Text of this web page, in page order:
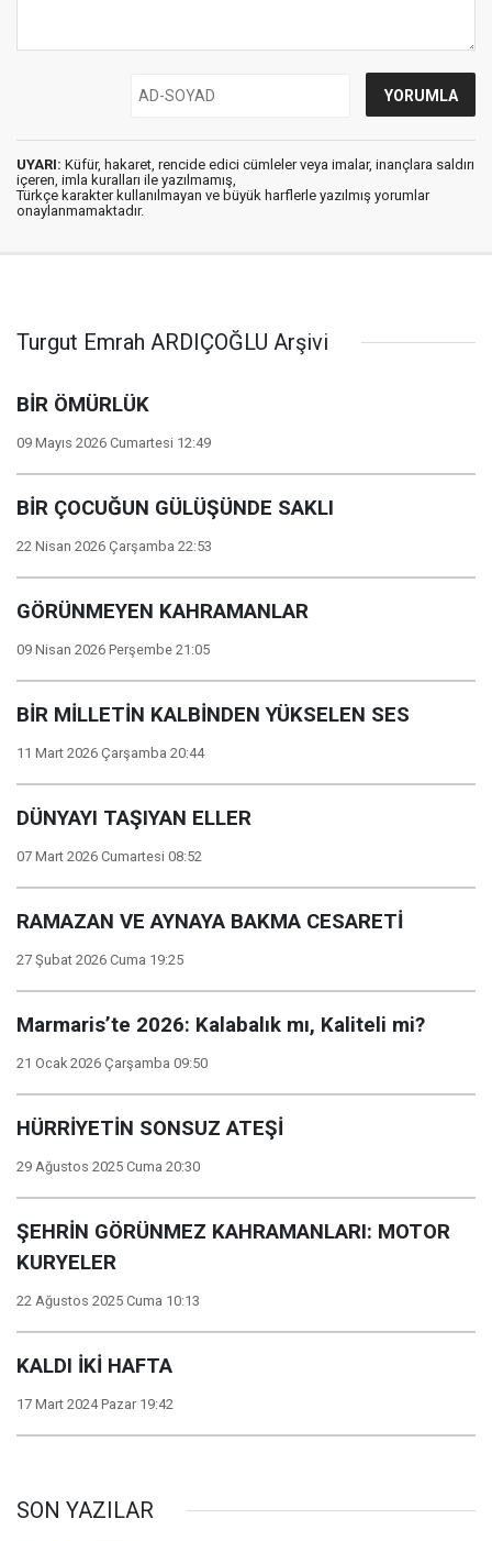
UYARI: Küfür, hakaret, rencide edici cümleler veya imalar, inançlara saldırı
içeren, imla kuralları ile yazılmamış,
Türkçe karakter kullanılmayan ve büyük harflerle yazılmış yorumlar
onaylanmamaktadır.
Turgut Emrah ARDIÇOĞLU Arşivi
BİR ÖMÜRLÜK
09 Mayıs 2026 Cumartesi 12:49
BİR ÇOCUĞUN GÜLÜŞÜNDE SAKLI
22 Nisan 2026 Çarşamba 22:53
GÖRÜNMEYEN KAHRAMANLAR
09 Nisan 2026 Perşembe 21:05
BİR MİLLETİN KALBİNDEN YÜKSELEN SES
11 Mart 2026 Çarşamba 20:44
DÜNYAYI TAŞIYAN ELLER
07 Mart 2026 Cumartesi 08:52
RAMAZAN VE AYNAYA BAKMA CESARETİ
27 Şubat 2026 Cuma 19:25
Marmaris’te 2026: Kalabalık mı, Kaliteli mi?
21 Ocak 2026 Çarşamba 09:50
HÜRRİYETİN SONSUZ ATEŞİ
29 Ağustos 2025 Cuma 20:30
ŞEHRİN GÖRÜNMEZ KAHRAMANLARI: MOTOR
KURYELER
22 Ağustos 2025 Cuma 10:13
KALDI İKİ HAFTA
17 Mart 2024 Pazar 19:42
SON YAZILAR